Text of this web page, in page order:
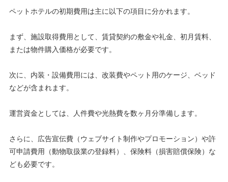
ペットホテルの初期費用は主に以下の項目に分かれます。
まず、施設取得費用として、賃貸契約の敷金や礼金、初月賃料、
または物件購入価格が必要です。
次に、内装・設備費用には、改装費やペット用のケージ、ベッド
などが含まれます。
運営資金としては、人件費や光熱費を数ヶ月分準備します。
さらに、広告宣伝費（ウェブサイト制作やプロモーション）や許
可申請費用（動物取扱業の登録料）、保険料（損害賠償保険）な
ども必要です。